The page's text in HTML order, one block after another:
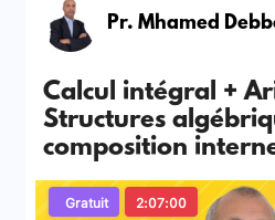
Pr. Mhamed
Calcul intégral +
Structures
composition
Gratuit 2:07:00